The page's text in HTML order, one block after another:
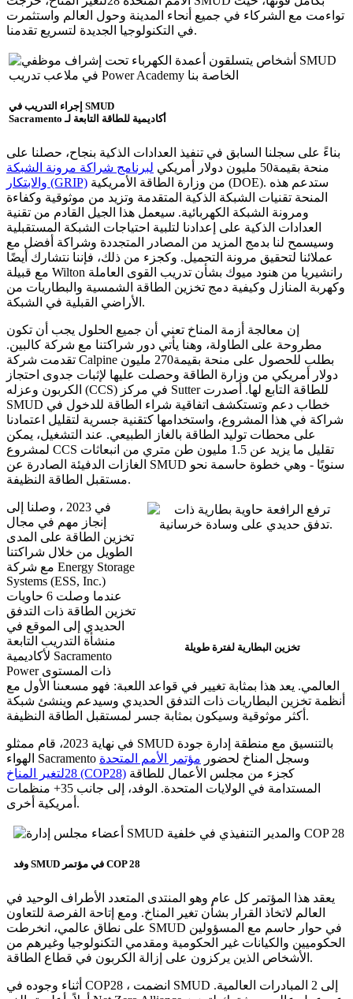
تواءمت مع الشركاء في جميع أنحاء المدينة وحول العالم واستثمرت
في التكنولوجيا الجديدة لتسريع تقدمنا.
إجراء التدريب في SMUD
Sacramento أكاديمية للطاقة التابعة لـ
بناءً على سجلنا السابق في تنفيذ العدادات الذكية بنجاح، حصلنا على
منحة بقيمة50 مليون دولار أمريكي
لبرنامج شراكة مرونة الشبكة
والابتكار (GRIP)
المنحة تقنيات الشبكة الذكية المتقدمة وتزيد من موثوقية وكفاءة
ومرونة الشبكة الكهربائية. سيعمل هذا الجيل القادم من تقنية
العدادات الذكية على إعدادنا لتلبية احتياجات الشبكة المستقبلية
وسيسمح لنا بدمج المزيد من المصادر المتجددة وشراكة أفضل مع
عملائنا لتحقيق مرونة التحميل. وكجزء من ذلك، فإننا نتشارك أيضًا
مع قبيلة Wilton رانشيريا من هنود ميوك بشأن تدريب القوى العاملة
وكهربة المنازل وكيفية دمج تخزين الطاقة الشمسية والبطاريات من
الأراضي القبلية في الشبكة.
إن معالجة أزمة المناخ تعني أن جميع الحلول يجب أن تكون
مطروحة على الطاولة، وهنا يأتي دور شراكتنا مع شركة كالبين.
تقدمت شركة Calpine بطلب للحصول على منحة بقيمة270 مليون
دولار أمريكي من وزارة الطاقة وحصلت عليها لإثبات جدوى احتجاز
الكربون وعزله (CCS) في مركز Sutter للطاقة التابع لها. أصدرت
SMUD خطاب دعم وتستكشف اتفاقية شراء الطاقة للدخول في
شراكة في هذا المشروع، واستخدامها كتقنية جسرية لتقليل اعتمادنا
على محطات توليد الطاقة بالغاز الطبيعي. عند التشغيل، يمكن
لمشروع CCS تقليل ما يزيد عن 1.5 مليون طن متري من انبعاثات
الغازات الدفيئة الصادرة عن SMUD سنويًا - وهي خطوة حاسمة نحو
مستقبل الطاقة النظيفة.
تخزين البطارية لفترة طويلة
في 2023 ، وصلنا إلى
إنجاز مهم في مجال
تخزين الطاقة على المدى
الطويل من خلال شراكتنا
مع شركة Energy Storage
Systems (ESS, Inc.)
عندما وصلت 6 حاويات
تخزين الطاقة ذات التدفق
الحديدي إلى الموقع في
منشأة التدريب التابعة
لأكاديمية Sacramento
Power ذات المستوى
العالمي. يعد هذا بمثابة تغيير في قواعد اللعبة: فهو مسعىنا الأول مع
أنظمة تخزين البطاريات ذات التدفق الحديدي وسيدعم وينشئ شبكة
أكثر موثوقية وسيكون بمثابة جسر لمستقبل الطاقة النظيفة.
في نهاية 2023، قام ممثلو SMUD بالتنسيق مع منطقة إدارة جودة
الهواء Sacramento وسجل المناخ لحضور مؤتمر الأمم المتحدة
28لتغير المناخ (COP28)
المستدامة في الولايات المتحدة. الوفد، إلى جانب 35+ منظمات
أمريكية أخرى.
وفد SMUD في مؤتمر COP 28
يعقد هذا المؤتمر كل عام وهو المنتدى المتعدد الأطراف الوحيد في
العالم لاتخاذ القرار بشأن تغير المناخ. ومع إتاحة الفرصة للتعاون
على نطاق عالمي، انخرطت SMUD في حوار حاسم مع المسؤولين
الحكوميين والكيانات غير الحكومية ومقدمي التكنولوجيا وغيرهم من
الأشخاص الذين يركزون على إزالة الكربون في قطاع الطاقة.
أثناء وجوده في COP28 ، انضمت SMUD إلى 2 المبادرات العالمية.